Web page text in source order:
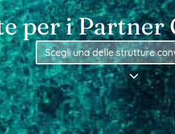
per i Partner
Scegli una delle strutture